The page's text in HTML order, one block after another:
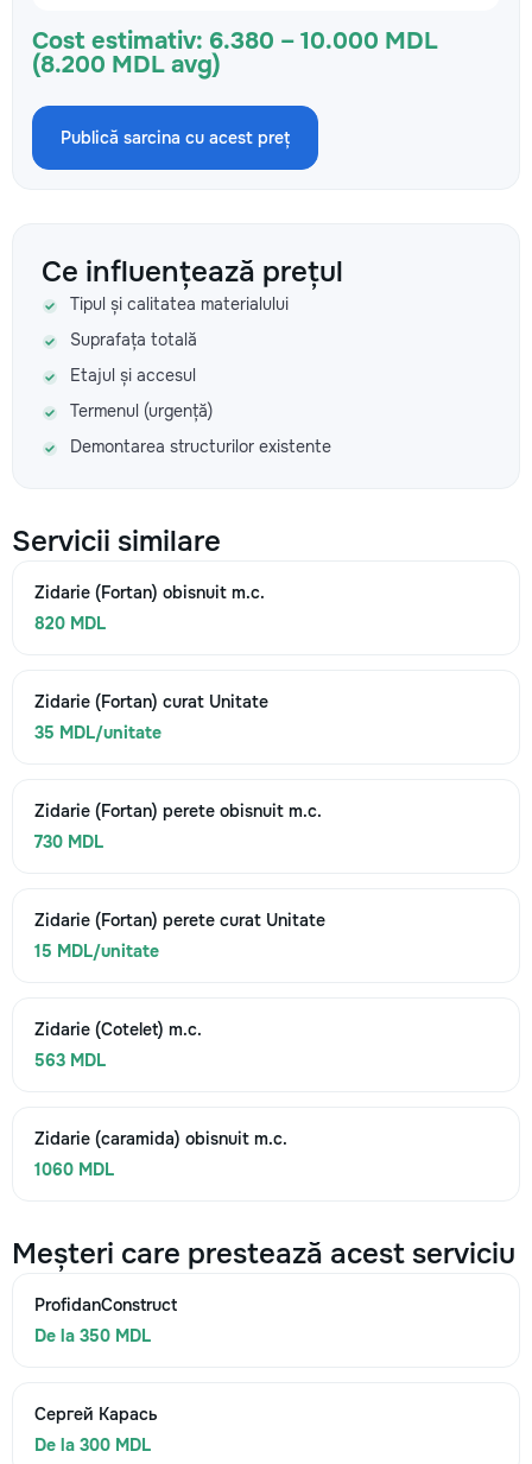
Cost estimativ: 6.380 – 10.000 MDL
(8.200 MDL avg)
Publică sarcina cu acest preț
Ce influențează prețul
Tipul și calitatea materialului
Suprafața totală
Etajul și accesul
Termenul (urgență)
Demontarea structurilor existente
Servicii similare
Zidarie (Fortan) obisnuit m.c.
820 MDL
Zidarie (Fortan) curat Unitate
35 MDL/unitate
Zidarie (Fortan) perete obisnuit m.c.
730 MDL
Zidarie (Fortan) perete curat Unitate
15 MDL/unitate
Zidarie (Cotelet) m.c.
563 MDL
Zidarie (caramida) obisnuit m.c.
1060 MDL
Meșteri care prestează acest serviciu
ProfidanConstruct
De la 350 MDL
Сергей Карась
De la 300 MDL